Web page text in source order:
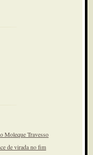
Moleque Travesso
de virada no fim